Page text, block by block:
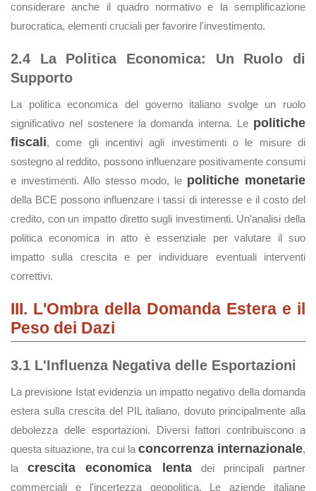
considerare anche il quadro normativo e la semplificazione
burocratica, elementi cruciali per favorire l'investimento.
2.4 La Politica Economica: Un Ruolo di
Supporto
La politica economica del governo italiano svolge un ruolo
significativo nel sostenere la domanda interna. Le politiche
fiscali, come gli incentivi agli investimenti o le misure di
sostegno al reddito, possono influenzare positivamente consumi
e investimenti. Allo stesso modo, le politiche monetarie
della BCE possono influenzare i tassi di interesse e il costo del
credito, con un impatto diretto sugli investimenti. Un'analisi della
politica economica in atto è essenziale per valutare il suo
impatto sulla crescita e per individuare eventuali interventi
correttivi.
III. L'Ombra della Domanda Estera e il
Peso dei Dazi
3.1 L'Influenza Negativa delle Esportazioni
La previsione Istat evidenzia un impatto negativo della domanda
estera sulla crescita del PIL italiano, dovuto principalmente alla
debolezza delle esportazioni. Diversi fattori contribuiscono a
questa situazione, tra cui la concorrenza internazionale,
lacrescita economica lentadei principali partner
commerciali e l'incertezza geopolitica. Le aziende italiane